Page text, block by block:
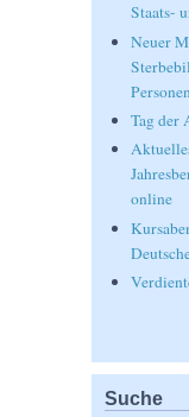
Staats-
Neuer
Tag der
online
Suche